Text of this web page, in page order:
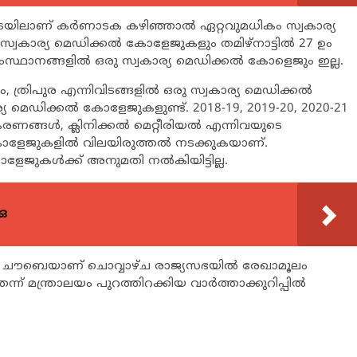
കര്‍ണാടക കഴിഞ്ഞാല്‍ ഏറ്റവുമധികം സ്വകാര്യ
മെഡിക്കല്‍ കോളേജുകളും തമിഴ്നാട്ടില്‍ 27 ഉം
ഒരു സ്വകാര്യ മെഡിക്കല്‍ കോളെജും ഇല്ല.
എന്നിവിടങ്ങളില്‍ ഒരു സ്വകാര്യ മെഡിക്കല്‍
കോളേജുകളുണ്ട്. 2018-19, 2019-20, 2020-21
ക്ലിനിക്കല്‍ മെറ്റീരിയല്‍ എന്നിവയുടെ
വിലയിരുത്തല്‍ നടക്കുകയാണ്.
അനുമതി നല്‍കിയിട്ടില്ല.
ചൊവ്വാഴ്ച രാജ്യസഭയില്‍ രേഖാമൂലം
പുറത്തിറക്കിയ വാര്‍ത്താക്കുറിപ്പില്‍